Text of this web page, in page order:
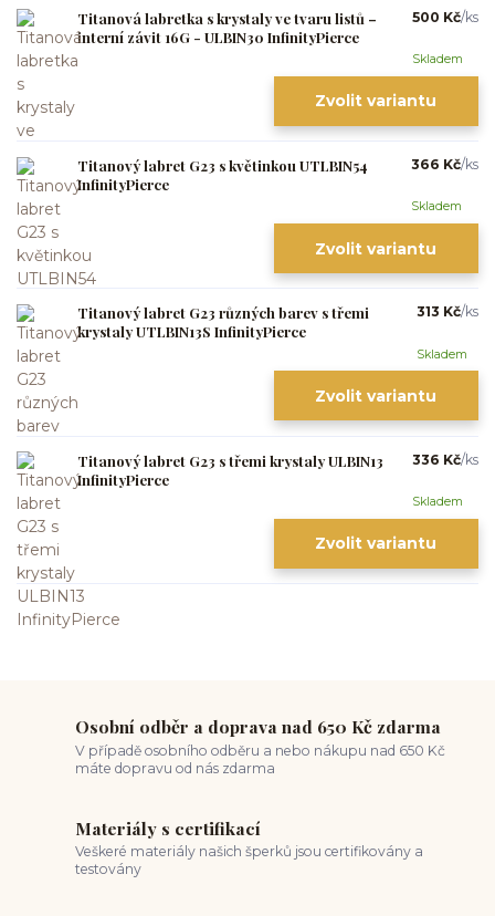
Titanová labretka s krystaly ve tvaru listů –
interní závit 16G - ULBIN30 InfinityPierce
500 Kč/ks
Skladem
Zvolit variantu
Titanový labret G23 s květinkou UTLBIN54
InfinityPierce
366 Kč/ks
Skladem
Zvolit variantu
Titanový labret G23 různých barev s třemi
krystaly UTLBIN13S InfinityPierce
313 Kč/ks
Skladem
Zvolit variantu
Titanový labret G23 s třemi krystaly ULBIN13
InfinityPierce
336 Kč/ks
Skladem
Zvolit variantu
Osobní odběr a doprava nad 650 Kč zdarma
V případě osobního odběru a nebo nákupu nad 650 Kč
máte dopravu od nás zdarma
Materiály s certifikací
Veškeré materiály našich šperků jsou certifikovány a
testovány